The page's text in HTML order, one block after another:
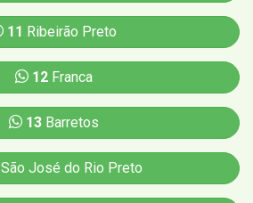
11 Ribeirão Preto
12Franca
13Barretos
São José do Rio Preto